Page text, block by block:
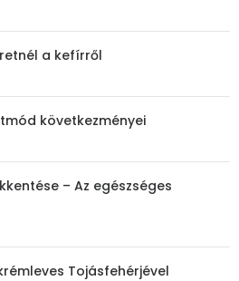
a kefírről
következményei
– Az egészséges
Tojásfehérjével